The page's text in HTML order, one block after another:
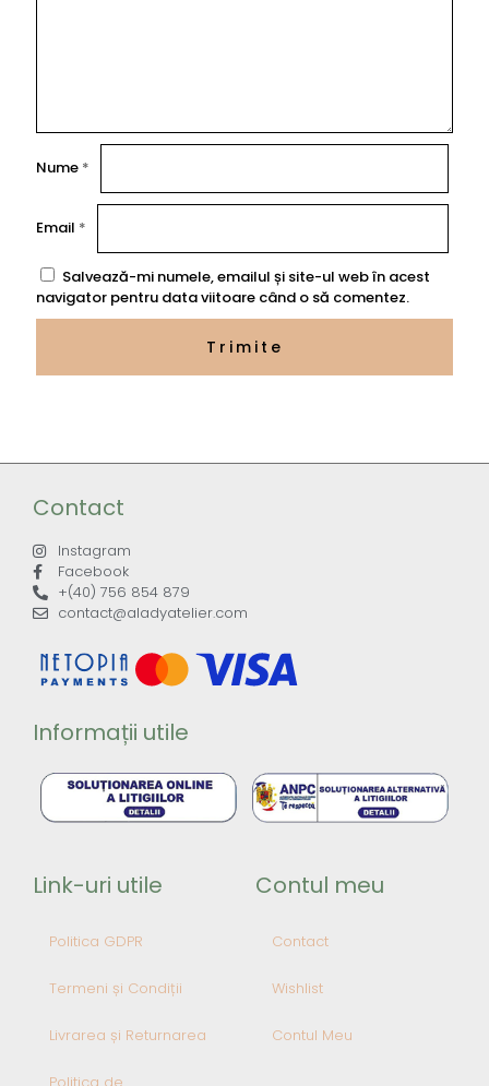
Nume *
Email *
Salvează-mi numele, emailul și site-ul web în acest
navigator pentru data viitoare când o să comentez.
Contact
Instagram
Facebook
+(40) 756 854 879
contact@aladyatelier.com
Informații utile
Link-uri utile
Politica GDPR
Termeni și Condiții
Livrarea și Returnarea
Politica de
Contul meu
Contact
Wishlist
Contul Meu